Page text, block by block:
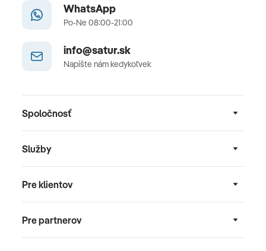
WhatsApp
Po-Ne 08:00-21:00
info@satur.sk
Napíšte nám kedykoľvek
Spoločnosť
Služby
Pre klientov
Pre partnerov